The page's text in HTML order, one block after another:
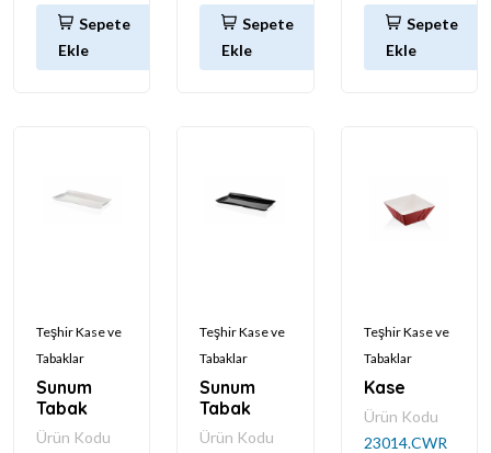
Sepete
Ekle
Sepete
Ekle
Sepete
Ekle
Teşhir Kase ve
Tabaklar
Sunum
Tabak
Ürün Kodu
Teşhir Kase ve
Tabaklar
Sunum
Tabak
Ürün Kodu
Teşhir Kase ve
Tabaklar
Kase
Ürün Kodu
23014.CWR